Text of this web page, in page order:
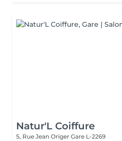
Natur'L Coiffure
5, Rue Jean Origer Gare L-2269